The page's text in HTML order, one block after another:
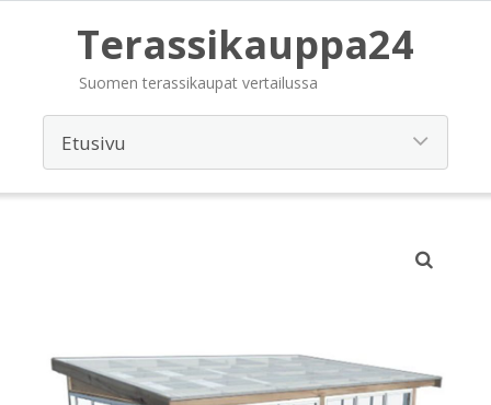
Terassikauppa24
Suomen terassikaupat vertailussa